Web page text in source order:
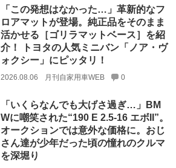
「この発想はなかった…」革新的なフ
ロアマットが登場。純正品をそのまま
活かせる［ゴリラマットベース］を紹
介！ トヨタの人気ミニバン「ノア・ヴ
ォクシー」にピッタリ！
2026.08.06 月刊自家用車WEB 0
「いくらなんでも大げさ過ぎ…」BM
Wに嘲笑された“190 E 2.5-16 エボII”。
オークションでは意外な価格に。おじ
さん達が少年だった頃の憧れのクルマ
を深堀り